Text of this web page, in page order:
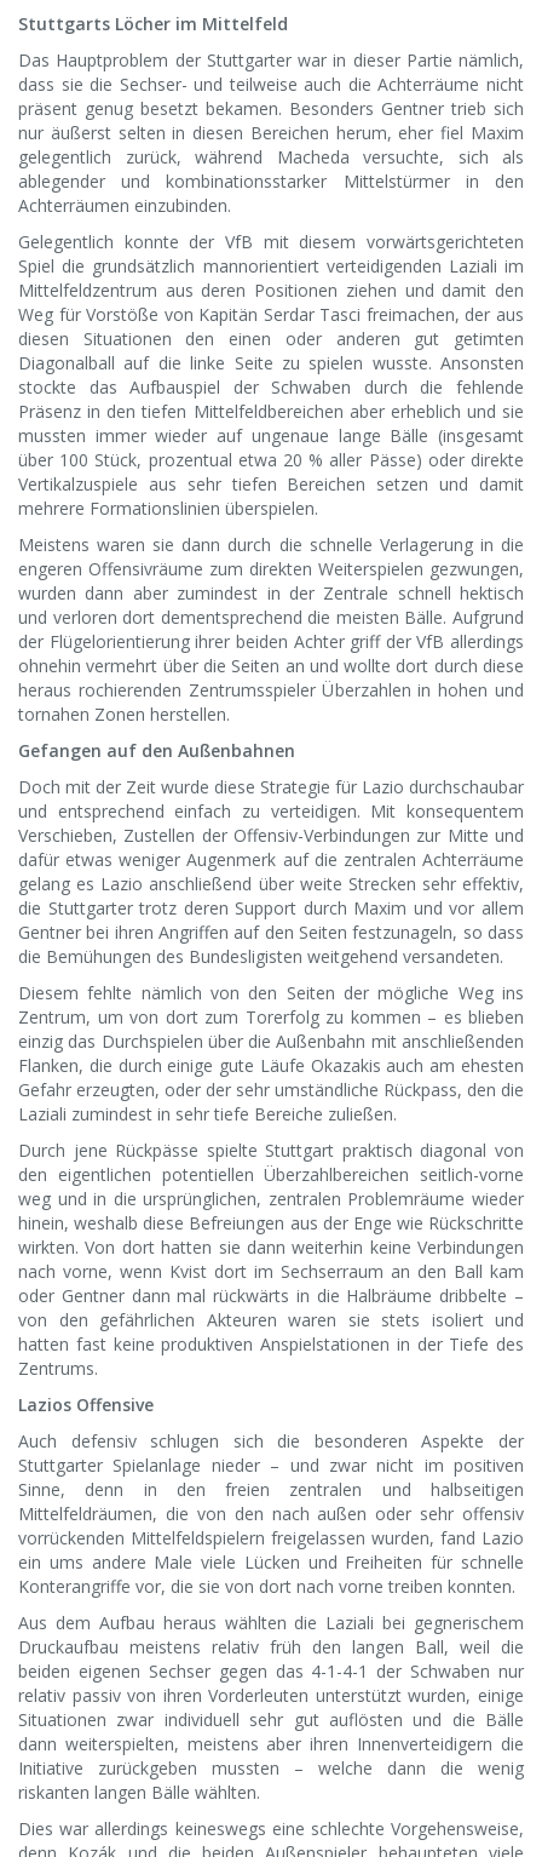
Stuttgarts Löcher im Mittelfeld
Das Hauptproblem der Stuttgarter war in dieser Partie nämlich,
dass sie die Sechser- und teilweise auch die Achterräume nicht
präsent genug besetzt bekamen. Besonders Gentner trieb sich
nur äußerst selten in diesen Bereichen herum, eher fiel Maxim
gelegentlich zurück, während Macheda versuchte, sich als
ablegender und kombinationsstarker Mittelstürmer in den
Achterräumen einzubinden.
Gelegentlich konnte der VfB mit diesem vorwärtsgerichteten
Spiel die grundsätzlich mannorientiert verteidigenden Laziali im
Mittelfeldzentrum aus deren Positionen ziehen und damit den
Weg für Vorstöße von Kapitän Serdar Tasci freimachen, der aus
diesen Situationen den einen oder anderen gut getimten
Diagonalball auf die linke Seite zu spielen wusste. Ansonsten
stockte das Aufbauspiel der Schwaben durch die fehlende
Präsenz in den tiefen Mittelfeldbereichen aber erheblich und sie
mussten immer wieder auf ungenaue lange Bälle (insgesamt
über 100 Stück, prozentual etwa 20 % aller Pässe) oder direkte
Vertikalzuspiele aus sehr tiefen Bereichen setzen und damit
mehrere Formationslinien überspielen.
Meistens waren sie dann durch die schnelle Verlagerung in die
engeren Offensivräume zum direkten Weiterspielen gezwungen,
wurden dann aber zumindest in der Zentrale schnell hektisch
und verloren dort dementsprechend die meisten Bälle. Aufgrund
der Flügelorientierung ihrer beiden Achter griff der VfB allerdings
ohnehin vermehrt über die Seiten an und wollte dort durch diese
heraus rochierenden Zentrumsspieler Überzahlen in hohen und
tornahen Zonen herstellen.
Gefangen auf den Außenbahnen
Doch mit der Zeit wurde diese Strategie für Lazio durchschaubar
und entsprechend einfach zu verteidigen. Mit konsequentem
Verschieben, Zustellen der Offensiv-Verbindungen zur Mitte und
dafür etwas weniger Augenmerk auf die zentralen Achterräume
gelang es Lazio anschließend über weite Strecken sehr effektiv,
die Stuttgarter trotz deren Support durch Maxim und vor allem
Gentner bei ihren Angriffen auf den Seiten festzunageln, so dass
die Bemühungen des Bundesligisten weitgehend versandeten.
Diesem fehlte nämlich von den Seiten der mögliche Weg ins
Zentrum, um von dort zum Torerfolg zu kommen – es blieben
einzig das Durchspielen über die Außenbahn mit anschließenden
Flanken, die durch einige gute Läufe Okazakis auch am ehesten
Gefahr erzeugten, oder der sehr umständliche Rückpass, den die
Laziali zumindest in sehr tiefe Bereiche zuließen.
Durch jene Rückpässe spielte Stuttgart praktisch diagonal von
den eigentlichen potentiellen Überzahlbereichen seitlich-vorne
weg und in die ursprünglichen, zentralen Problemräume wieder
hinein, weshalb diese Befreiungen aus der Enge wie Rückschritte
wirkten. Von dort hatten sie dann weiterhin keine Verbindungen
nach vorne, wenn Kvist dort im Sechserraum an den Ball kam
oder Gentner dann mal rückwärts in die Halbräume dribbelte –
von den gefährlichen Akteuren waren sie stets isoliert und
hatten fast keine produktiven Anspielstationen in der Tiefe des
Zentrums.
Lazios Offensive
Auch defensiv schlugen sich die besonderen Aspekte der
Stuttgarter Spielanlage nieder – und zwar nicht im positiven
Sinne, denn in den freien zentralen und halbseitigen
Mittelfeldräumen, die von den nach außen oder sehr offensiv
vorrückenden Mittelfeldspielern freigelassen wurden, fand Lazio
ein ums andere Male viele Lücken und Freiheiten für schnelle
Konterangriffe vor, die sie von dort nach vorne treiben konnten.
Aus dem Aufbau heraus wählten die Laziali bei gegnerischem
Druckaufbau meistens relativ früh den langen Ball, weil die
beiden eigenen Sechser gegen das 4-1-4-1 der Schwaben nur
relativ passiv von ihren Vorderleuten unterstützt wurden, einige
Situationen zwar individuell sehr gut auflösten und die Bälle
dann weiterspielten, meistens aber ihren Innenverteidigern die
Initiative zurückgeben mussten – welche dann die wenig
riskanten langen Bälle wählten.
Dies war allerdings keineswegs eine schlechte Vorgehensweise,